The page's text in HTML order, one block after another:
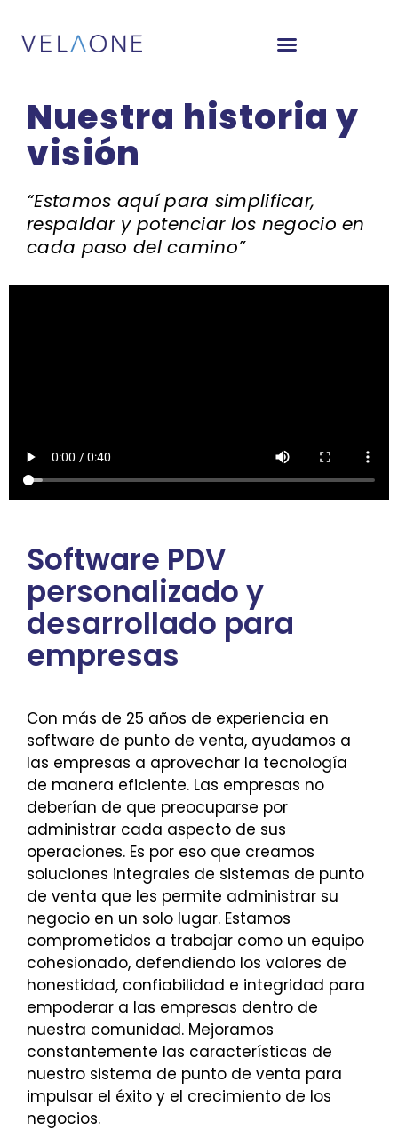
Nuestra historia y
visión
“Estamos aquí para simplificar,
respaldar y potenciar los negocio en
cada paso del camino”
Software PDV
personalizado y
desarrollado para
empresas
Con más de 25 años de experiencia en
software de punto de venta, ayudamos a
las empresas a aprovechar la tecnología
de manera eficiente. Las empresas no
deberían de que preocuparse por
administrar cada aspecto de sus
operaciones. Es por eso que creamos
soluciones integrales de sistemas de punto
de venta que les permite administrar su
negocio en un solo lugar. Estamos
comprometidos a trabajar como un equipo
cohesionado, defendiendo los valores de
honestidad, confiabilidad e integridad para
empoderar a las empresas dentro de
nuestra comunidad. Mejoramos
constantemente las características de
nuestro sistema de punto de venta para
impulsar el éxito y el crecimiento de los
negocios.